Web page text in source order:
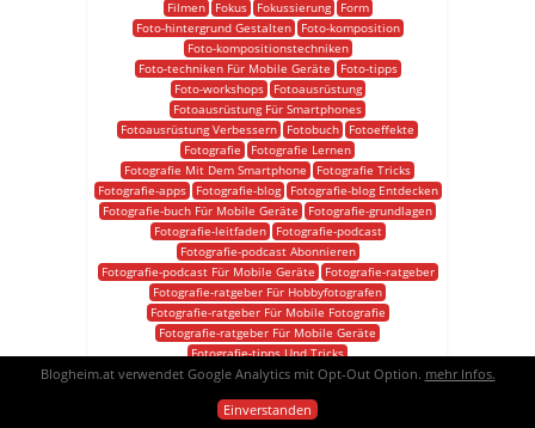
Filmen
Fokus Fokussierung
Form
Foto-hintergrund Gestalten
Foto-komposition
Foto-kompositionstechniken
Foto-techniken Für Mobile Geräte
Foto-tipps
Foto-workshops
Fotoausrüstung
Fotoausrüstung Für Smartphones
Fotoausrüstung Verbessern
Fotobuch
Fotoeffekte
Fotografie
Fotografie Lernen
Fotografie Mit Dem Smartphone
Fotografie Tricks
Fotografie-apps
Fotografie-blog
Fotografie-blog Entdecken
Fotografie-buch Für Mobile Geräte
Fotografie-grundlagen
Fotografie-leitfaden
Fotografie-podcast
Fotografie-podcast Abonnieren
Fotografie-podcast Für Mobile Geräte
Fotografie-ratgeber
Fotografie-ratgeber Für Hobbyfotografen
Fotografie-ratgeber Für Mobile Fotografie
Fotografie-ratgeber Für Mobile Geräte
Fotografie-tipps Und Tricks
Fotografie-tipps Und Tricks Für Mobile Geräte
Fotografie-training Mit Dem Smartphone
Blogheim.at verwendet Google Analytics mit Opt-Out Option. mehr Infos.
Einverstanden